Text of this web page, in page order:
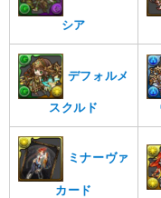
シア
デフォルメ
スクルド
ミナーヴァ
カード